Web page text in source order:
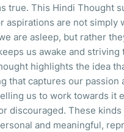
true. This Hindi Thought
aspirations are not simply
are asleep, but rather
us awake and striving
highlights the idea
that captures our passion
us to work towards it
discouraged. These kinds
and meaningful,